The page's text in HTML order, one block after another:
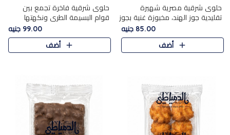
حلوى شرقية مصرية شهيرة
تقليدية جوز الهند، مخبوزة غنية بجوز
الهند، بلمسه ذهبية وتتميز بقوامها
المرمل وطعمها اللذيذ الذي يشبه
البسبوسة. تُخبز..
85.00 جنيه
أضف
حلوى شرقية فاخرة تجمع بين
قوام البسيمة الطري ونكهتها
الغنية، مزينة بتشكيلة مختارة من
اللوز والبندق والمكسرات الفاخرة.
مزيج متوازن من القوام ..
99.00 جنيه
أضف